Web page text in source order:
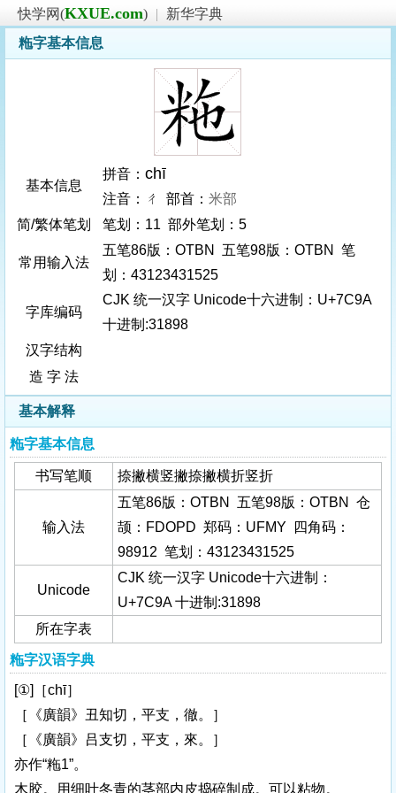
快学网(KXUE.com) |
新华字典
粚字基本信息
基本信息
拼音： chī
注音：ㄔ 部首： 米部
简/繁体笔划
笔划：11 部外笔划：5
常用输入法
五笔86版：OTBN 五笔98版：OTBN 笔
划：43123431525
字库编码
CJK 统一汉字 Unicode十六进制：U+7C9A
十进制:31898
汉字结构
造 字 法
基本解释
粚字基本信息
书写笔顺 捺撇横竖撇捺撇横折竖折
输入法
五笔86版：OTBN 五笔98版：OTBN 仓
颉：FDOPD 郑码：UFMY 四角码：
98912 笔划：43123431525
Unicode
CJK 统一汉字 Unicode十六进制：
U+7C9A 十进制:31898
所在字表
粚字汉语字典
[①]［chī］
［《廣韻》丑知切，平支，徹。］
［《廣韻》吕支切，平支，來。］
亦作“粚1”。
木胶。用细叶冬青的茎部内皮捣碎制成。可以粘物。